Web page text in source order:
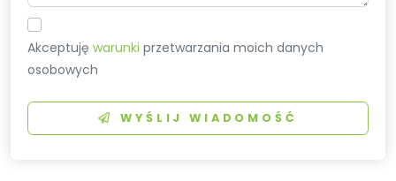
Akceptujęwarunki przetwarzania moich danych
osobowych
WYŚLIJ WIADOMOŚĆ